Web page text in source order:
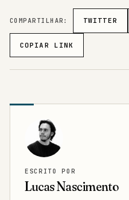
COMPARTILHAR: TWITTER
COPIAR LINK
ESCRITO POR
Lucas Nascimento